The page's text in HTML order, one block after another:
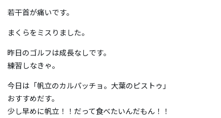
若干首が痛いです。
まくらをミスりました。
昨日のゴルフは成長なしです。
練習しなきゃ。
今日は「帆立のカルパッチョ。大葉のピストゥ」
おすすめだす。
少し早めに帆立！！だって食べたいんだもん！！